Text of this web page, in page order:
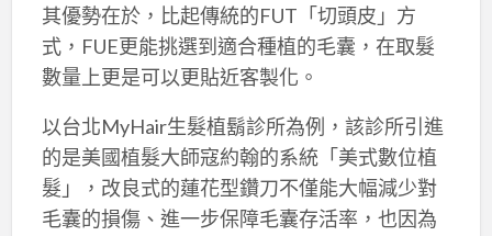
其優勢在於，比起傳統的FUT「切頭皮」方
式，FUE更能挑選到適合種植的毛囊，在取髮
數量上更是可以更貼近客製化。
以台北MyHair生髮植鬍診所為例，該診所引進
的是美國植髮大師寇約翰的系統「美式數位植
髮」，改良式的蓮花型鑽刀不僅能大幅減少對
毛囊的損傷、進一步保障毛囊存活率，也因為